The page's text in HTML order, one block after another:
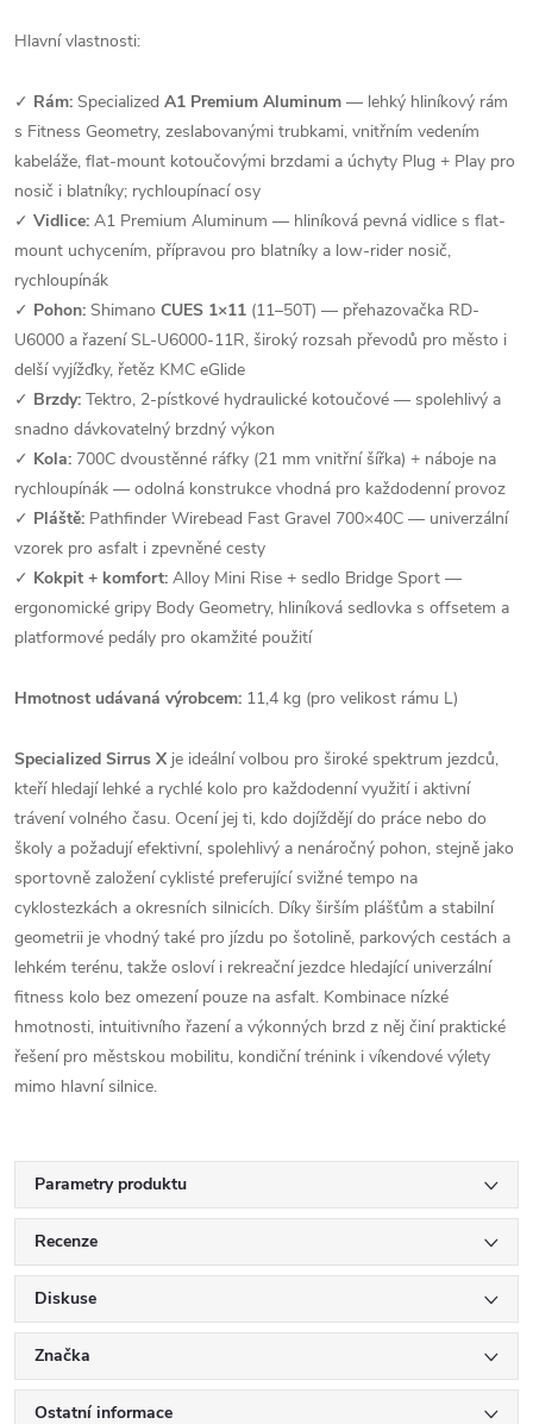
Hlavní vlastnosti:
✓ Rám: Specialized A1 Premium Aluminum — lehký hliníkový rám
s Fitness Geometry, zeslabovanými trubkami, vnitřním vedením
kabeláže, flat-mount kotoučovými brzdami a úchyty Plug + Play pro
nosič i blatníky; rychloupínací osy
✓ Vidlice: A1 Premium Aluminum — hliníková pevná vidlice s flat-
mount uchycením, přípravou pro blatníky a low-rider nosič,
rychloupínák
✓ Pohon: Shimano CUES 1×11 (11–50T) — přehazovačka RD-
U6000 a řazení SL-U6000-11R, široký rozsah převodů pro město i
delší vyjížďky, řetěz KMC eGlide
✓ Brzdy: Tektro, 2-pístkové hydraulické kotoučové — spolehlivý a
snadno dávkovatelný brzdný výkon
✓ Kola: 700C dvoustěnné ráfky (21 mm vnitřní šířka) + náboje na
rychloupínák — odolná konstrukce vhodná pro každodenní provoz
✓ Pláště: Pathfinder Wirebead Fast Gravel 700×40C — univerzální
vzorek pro asfalt i zpevněné cesty
✓ Kokpit + komfort: Alloy Mini Rise + sedlo Bridge Sport —
ergonomické gripy Body Geometry, hliníková sedlovka s offsetem a
platformové pedály pro okamžité použití
Hmotnost udávaná výrobcem: 11,4 kg (pro velikost rámu L)
Specialized Sirrus X je ideální volbou pro široké spektrum jezdců,
kteří hledají lehké a rychlé kolo pro každodenní využití i aktivní
trávení volného času. Ocení jej ti, kdo dojíždějí do práce nebo do
školy a požadují efektivní, spolehlivý a nenáročný pohon, stejně jako
sportovně založení cyklisté preferující svižné tempo na
cyklostezkách a okresních silnicích. Díky širším plášťům a stabilní
geometrii je vhodný také pro jízdu po šotolině, parkových cestách a
lehkém terénu, takže osloví i rekreační jezdce hledající univerzální
fitness kolo bez omezení pouze na asfalt. Kombinace nízké
hmotnosti, intuitivního řazení a výkonných brzd z něj činí praktické
řešení pro městskou mobilitu, kondiční trénink i víkendové výlety
mimo hlavní silnice.
Parametry produktu
Recenze
Diskuse
Značka
Ostatní informace